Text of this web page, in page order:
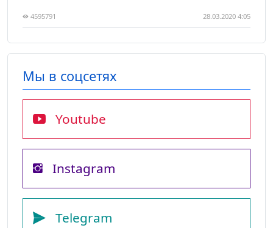
4595791 28.03.2020 4:05
Мы в соцсетях
Youtube
Instagram
Telegram